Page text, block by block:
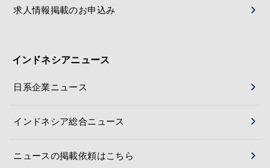
求人情報掲載のお申込み
インドネシアニュース
日系企業ニュース
インドネシア総合ニュース
ニュースの掲載依頼はこちら